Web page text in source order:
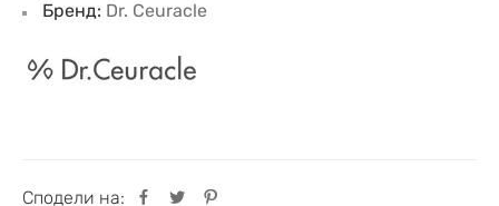
Сподели на:
Бренд: Dr. Ceuracle